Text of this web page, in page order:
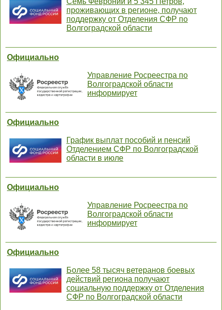
проживающих в регионе, получают
поддержку от Отделения СФР по
Волгоградской области
Официально
Управление Росреестра по
Волгоградской области
информирует
Официально
График выплат пособий и пенсий
Отделением СФР по Волгоградской
области в июле
Официально
Управление Росреестра по
Волгоградской области
информирует
Официально
Более 58 тысяч ветеранов боевых
действий региона получают
социальную поддержку от Отделения
СФР по Волгоградской области